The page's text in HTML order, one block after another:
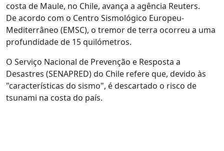
costa de Maule, no Chile, avança a agência Reuters.
De acordo com o Centro Sismológico Europeu-
Mediterrâneo (EMSC), o tremor de terra ocorreu a uma
profundidade de 15 quilómetros.
O Serviço Nacional de Prevenção e Resposta a
Desastres (SENAPRED) do Chile refere que, devido às
"características do sismo", é descartado o risco de
tsunami na costa do país.